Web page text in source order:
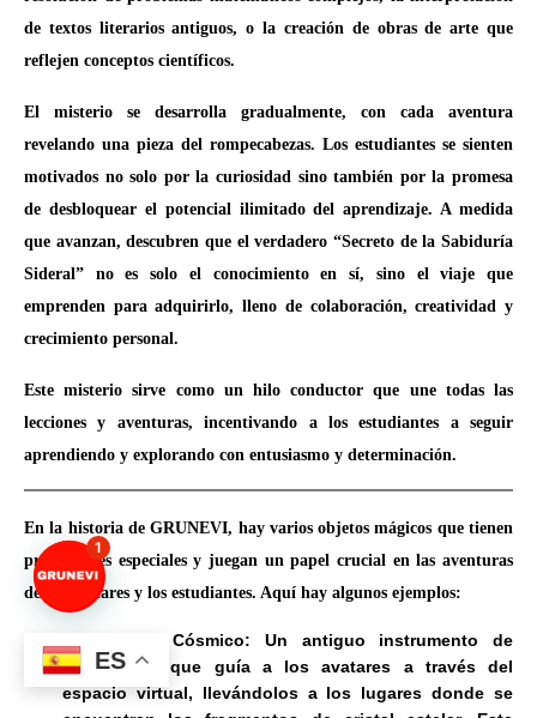
de textos literarios antiguos, o la creación de obras de arte que
reflejen conceptos científicos.
El misterio se desarrolla gradualmente, con cada aventura
revelando una pieza del rompecabezas. Los estudiantes se sienten
motivados no solo por la curiosidad sino también por la promesa
de desbloquear el potencial ilimitado del aprendizaje. A medida
que avanzan, descubren que el verdadero “Secreto de la Sabiduría
Sideral” no es solo el conocimiento en sí, sino el viaje que
emprenden para adquirirlo, lleno de colaboración, creatividad y
crecimiento personal.
Este misterio sirve como un hilo conductor que une todas las
lecciones y aventuras, incentivando a los estudiantes a seguir
aprendiendo y explorando con entusiasmo y determinación.
En la historia de GRUNEVI, hay varios objetos mágicos que tienen
propiedades especiales y juegan un papel crucial en las aventuras
de los avatares y los estudiantes. Aquí hay algunos ejemplos:
El Compás Cósmico: Un antiguo instrumento de
navegación que guía a los avatares a través del
espacio virtual, llevándolos a los lugares donde se
ES
1